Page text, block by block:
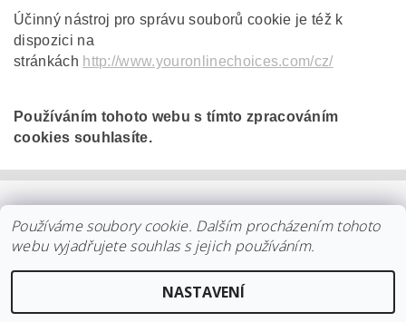
Účinný nástroj pro správu souborů cookie je též k
dispozici na
stránkách http://www.youronlinechoices.com/cz/
Používáním tohoto webu s tímto zpracováním
cookies souhlasíte.
| KOLEKCE STELTON | DISTRIBUCE IITTALA |
REKLAMACE/ODSTOUPENÍ | VŠE O NÁKUPU | KDO JSME
KONTAKT
2026 ©arki.cz, všechna práva vyhrazena
Používáme soubory cookie. Dalším procházením tohoto
webu vyjadřujete souhlas s jejich používáním.
NASTAVENÍ